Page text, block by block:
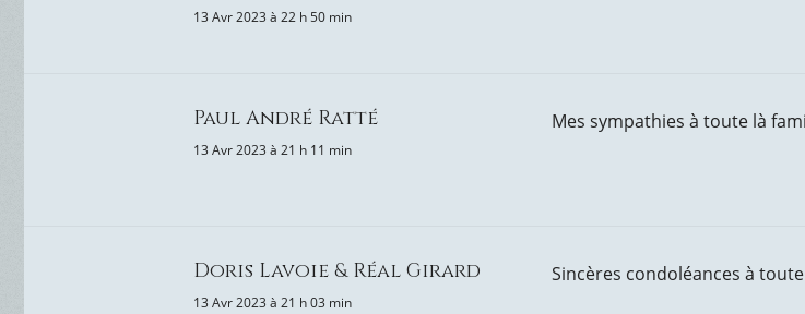
13 Avr 2023 à 22 h 50 min
Paul André Ratté
13 Avr 2023 à 21 h 11 min
Mes sympathies à toute là
Doris Lavoie & Réal Girard
13 Avr 2023 à 21 h 03 min
Sincères condoléances à